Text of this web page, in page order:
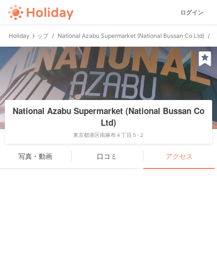
ログイン
Holiday トップ National Azabu Supermarket (National Bussan Co Ltd)
National Azabu Supermarket (National Bussan Co
Ltd)
東京都港区南麻布４丁目５-２
写真・動画 口コミ アクセス